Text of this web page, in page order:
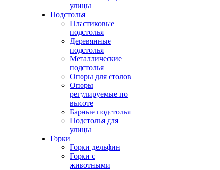
улицы
Подстолья
Пластиковые
подстолья
Деревянные
подстолья
Металлические
подстолья
Опоры для столов
Опоры
регулируемые по
высоте
Барные подстолья
Подстолья для
улицы
Горки
Горки дельфин
Горки с
животными